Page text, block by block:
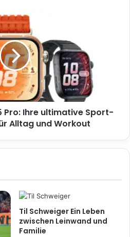
5 Pro: Ihre ultimative Sport-
Alltag und Workout
Til Schweiger Ein Leben
zwischen Leinwand und
Familie